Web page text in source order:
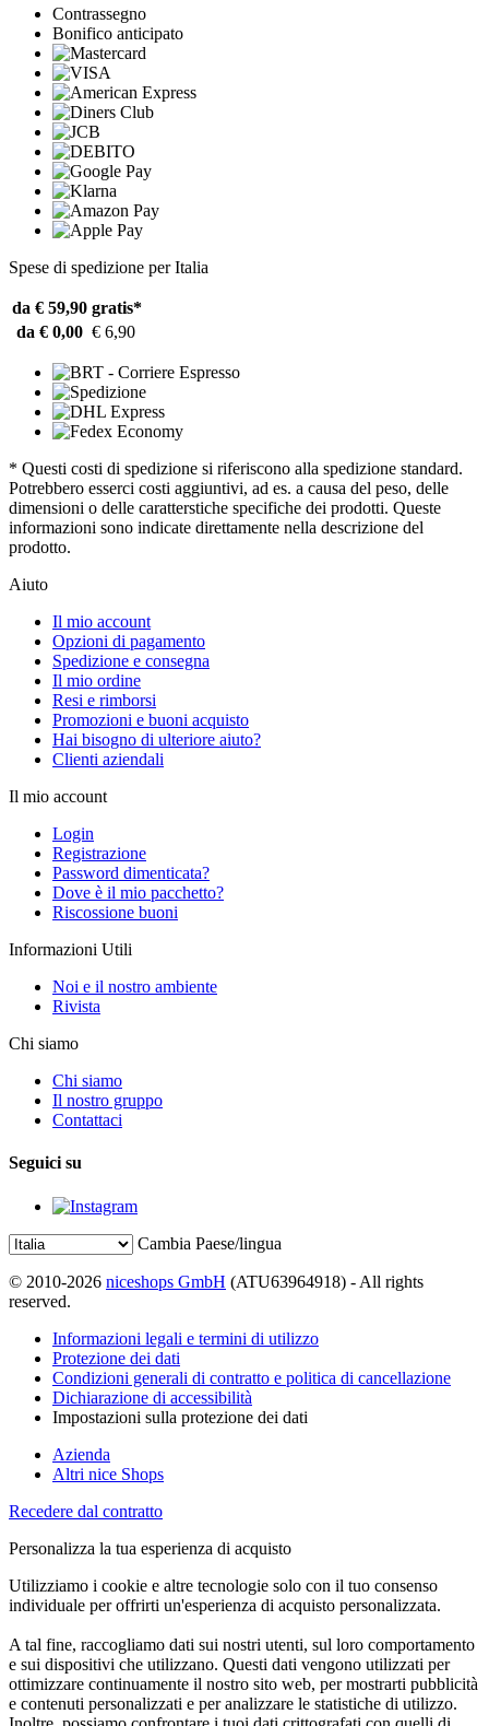
Contrassegno
Bonifico anticipato
Spese di spedizione per Italia
da € 59,90 gratis*
da € 0,00 € 6,90
* Questi costi di spedizione si riferiscono alla spedizione standard.
Potrebbero esserci costi aggiuntivi, ad es. a causa del peso, delle
dimensioni o delle caratterstiche specifiche dei prodotti. Queste
informazioni sono indicate direttamente nella descrizione del
prodotto.
Aiuto
Il mio account
Opzioni di pagamento
Spedizione e consegna
Il mio ordine
Resi e rimborsi
Promozioni e buoni acquisto
Hai bisogno di ulteriore aiuto?
Clienti aziendali
Il mio account
Login
Registrazione
Password dimenticata?
Dove è il mio pacchetto?
Riscossione buoni
Informazioni Utili
Noi e il nostro ambiente
Rivista
Chi siamo
Chi siamo
Il nostro gruppo
Contattaci
Seguici su
Cambia Paese/lingua
© 2010-2026 niceshops GmbH (ATU63964918) - All rights
reserved.
Informazioni legali e termini di utilizzo
Protezione dei dati
Condizioni generali di contratto e politica di cancellazione
Dichiarazione di accessibilità
Impostazioni sulla protezione dei dati
Azienda
Altri nice Shops
Recedere dal contratto
Personalizza la tua esperienza di acquisto
Utilizziamo i cookie e altre tecnologie solo con il tuo consenso
individuale per offrirti un'esperienza di acquisto personalizzata.
A tal fine, raccogliamo dati sui nostri utenti, sul loro comportamento
e sui dispositivi che utilizzano. Questi dati vengono utilizzati per
ottimizzare continuamente il nostro sito web, per mostrarti pubblicità
e contenuti personalizzati e per analizzare le statistiche di utilizzo.